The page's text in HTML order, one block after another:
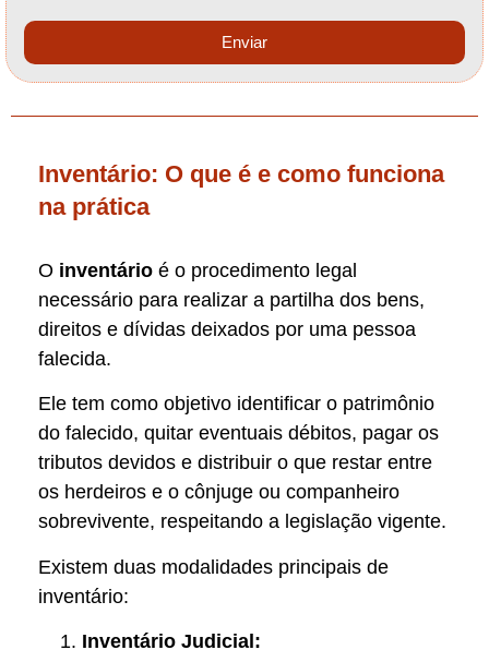
Enviar
Inventário: O que é e como funciona
na prática
O inventário é o procedimento legal
necessário para realizar a partilha dos bens,
direitos e dívidas deixados por uma pessoa
falecida.
Ele tem como objetivo identificar o patrimônio
do falecido, quitar eventuais débitos, pagar os
tributos devidos e distribuir o que restar entre
os herdeiros e o cônjuge ou companheiro
sobrevivente, respeitando a legislação vigente.
Existem duas modalidades principais de
inventário:
Inventário Judicial: